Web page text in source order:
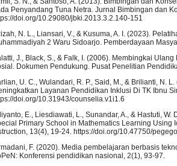
Penyandang Tuna Netra. Jurnal Bimbingan dan
doi.org/10.29080/jbki.2013.3.2.140-151
N. L., Liansari, V., & Kusuma, A. I. (2023).
2 Waru Sidoarjo. Pemberdayaan
J., Black, S., & Falk, I. (2006). Membingkai
Dokumen Pendukung. Pusat Penelitian
U. C., Wulandari, R. P., Said, M., & Brilianti, N.
Layanan Pendidikan Inklusi Di TK Ibnu
doi.org/10.31943/counselia.v1i1.6
E., Liesdiawati, L., Sunandar, A., & Hastuti,
Primary School in Mathematics Learning Using
13(4), 19-24. https://doi.org/10.47750/
F. (2020). Media pembelajaran berbasis
Konferensi pendidikan nasional, 2(1), 93-97.